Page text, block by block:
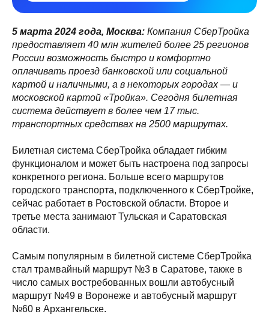
5 марта 2024 года, Москва: Компания СберТройка
предоставляет 40 млн жителей более 25 регионов
России возможность быстро и комфортно
оплачивать проезд банковской или социальной
картой и наличными, а в некоторых городах— и
московской картой «Тройка». Сегодня билетная
система действует в более чем 17 тыс.
транспортных средствах на 2500 маршрутах.
Билетная система СберТройка обладает гибким
функционалом и может быть настроена под запросы
конкретного региона. Больше всего маршрутов
городского транспорта, подключенного к СберТройке,
сейчас работает в Ростовской области. Второе и
третье места занимают Тульская и Саратовская
области.
Самым популярным в билетной системе СберТройка
стал трамвайный маршрут №3 в Саратове, также в
число самых востребованных вошли автобусный
маршрут №49 в Воронеже и автобусный маршрут
№60 в Архангельске.